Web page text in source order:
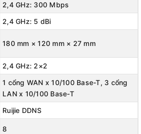
2,4 GHz: 300 Mbps
2,4 GHz: 5 dBi
180 mm × 120 mm × 27 mm
2,4 GHz: 2×2
1 cổng WAN x 10/100 Base-T, 3 cổng
LAN x 10/100 Base-T
Ruijie DDNS
8